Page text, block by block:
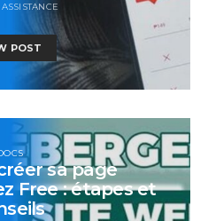
POST
sa page
Free : étapes et